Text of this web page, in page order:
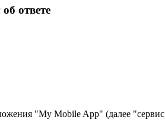
ответе
"My Mobile App" (далее